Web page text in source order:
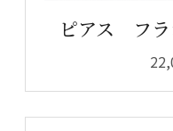
ピアス フ